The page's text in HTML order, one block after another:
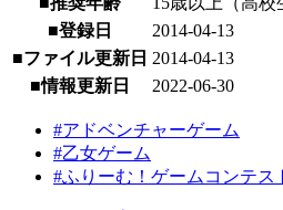
■登録日
2014-04-13
■ファイル更新日 2014-04-13
■情報更新日
2022-06-30
#アドベンチャーゲーム
#乙女ゲーム
#ふりーむ！ゲームコンテス